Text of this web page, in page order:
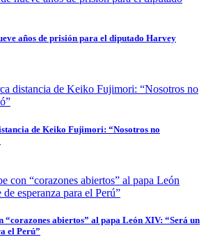
años de prisión para el diputado Harvey
de Keiko Fujimori: “Nosotros no
abiertos” al papa León XIV: “Será un
el Perú”